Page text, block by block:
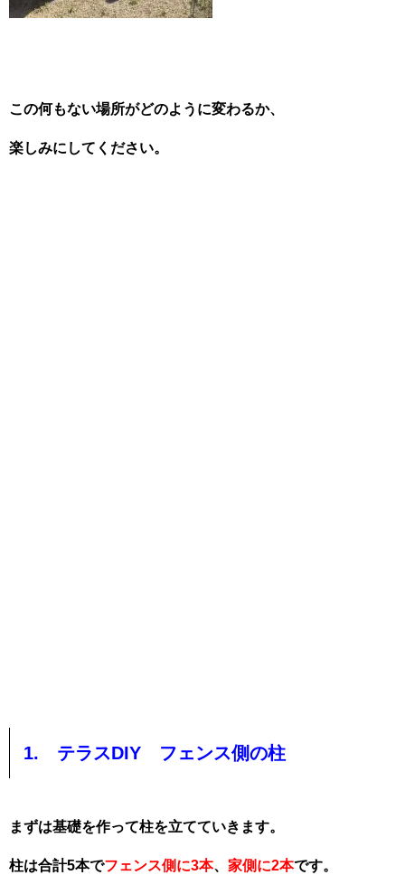
この何もない場所がどのように変わるか、
楽しみにしてください。
1. テラスDIY フェンス側の柱
まずは基礎を作って柱を立てていきます。
柱は合計5本でフェンス側に3本、 家側に2本です。